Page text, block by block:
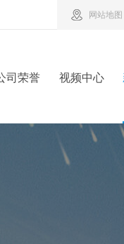
网站地图
司荣誉 视频中心